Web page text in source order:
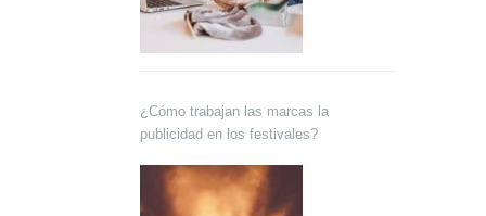
¿Cómo trabajan las marcas la
publicidad en los festivales?